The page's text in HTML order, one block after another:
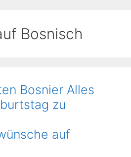
Bosnisch
Bosnier Alles
zu
auf